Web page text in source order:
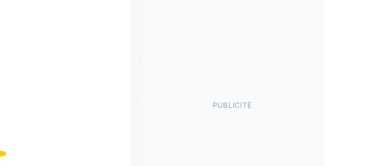
PUBLICITÉ